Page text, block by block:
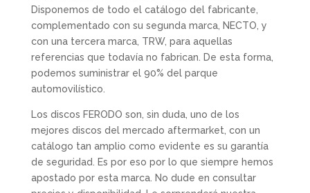
Disponemos de todo el catálogo del fabricante,
complementado con su segunda marca, NECTO, y
con una tercera marca, TRW, para aquellas
referencias que todavía no fabrican. De esta forma,
podemos suministrar el 90% del parque
automovilístico.
Los discos FERODO son, sin duda, uno de los
mejores discos del mercado aftermarket, con un
catálogo tan amplio como evidente es su garantía
de seguridad. Es por eso por lo que siempre hemos
apostado por esta marca. No dude en consultar